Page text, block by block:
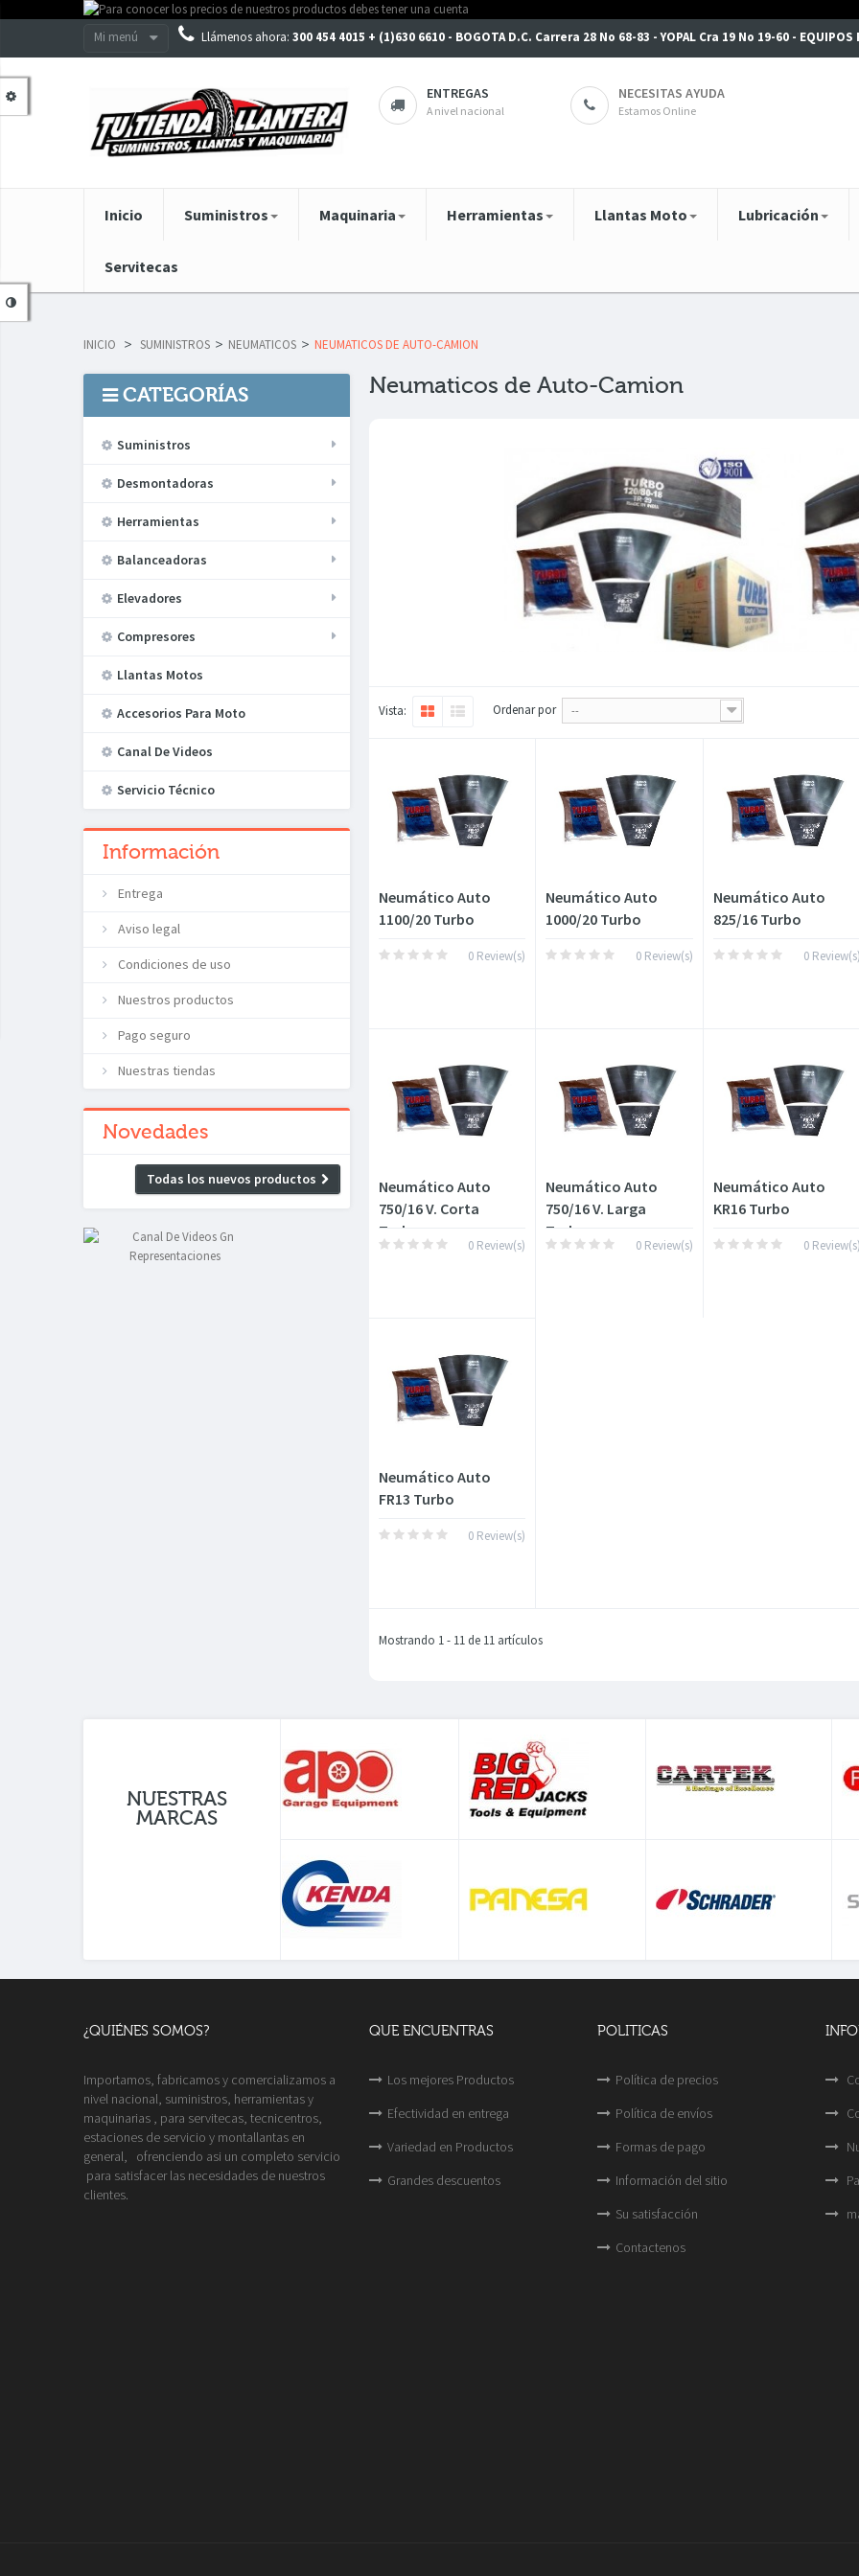
Mi menú Llámenos ahora: 300 454 4015 + (1)630 6610 - BOGOTA D.C. Carrera 28 No 68-83 - YOPAL Cra 19 No 19-60 - EQUIPOS
ENTREGAS
A nivel nacional
NECESITAS AYUDA
Estamos Online
Inicio Suministros Maquinaria Herramientas Llantas Moto Lubricación
Servitecas
INICIO > SUMINISTROS > NEUMATICOS > NEUMATICOS DE AUTO-CAMION
CATEGORÍAS
Suministros
Desmontadoras
Herramientas
Balanceadoras
Elevadores
Compresores
Llantas Motos
Accesorios Para Moto
Canal De Videos
Servicio Técnico
Información
Entrega
Aviso legal
Condiciones de uso
Nuestros productos
Pago seguro
Nuestras tiendas
Novedades
Todas los nuevos productos
Neumaticos de Auto-Camion
Vista: Ordenar por --
Neumático Auto
1100/20 Turbo
0 Review(s)
Neumático Auto
1000/20 Turbo
0 Review(s)
Neumático Auto
825/16 Turbo
0
Neumático Auto
750/16 V. Corta
Turbo
0 Review(s)
Neumático Auto
750/16 V. Larga
Turbo
0 Review(s)
Neumático Auto
KR16 Turbo
0
Neumático Auto
FR13 Turbo
0 Review(s)
Mostrando 1 - 11 de 11 artículos
NUESTRAS
MARCAS
¿QUIÉNES SOMOS?
Importamos, fabricamos y comercializamos a
nivel nacional, suministros, herramientas y
maquinarias , para servitecas, tecnicentros,
estaciones de servicio y montallantas en
general, ofrenciendo asi un completo servicio
para satisfacer las necesidades de nuestros
clientes.
QUE ENCUENTRAS
Los mejores Productos
Efectividad en entrega
Variedad en Productos
Grandes descuentos
POLITICAS
Política de precios
Política de envíos
Formas de pago
Información del sitio
Su satisfacción
Contactenos